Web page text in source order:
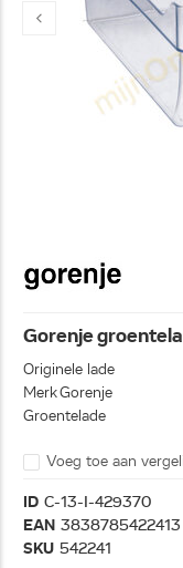
Gorenje
Originele lade
Merk Gorenje
Groentelade
Voeg toe aan
ID C-13-I-429370
EAN 3838785422413
SKU 542241